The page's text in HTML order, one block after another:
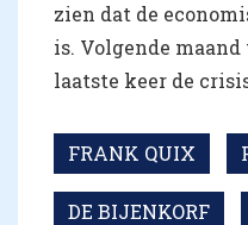
zien dat de
is. Volgende
laatste keer de
FRANK QUIX
DE BIJENKORF